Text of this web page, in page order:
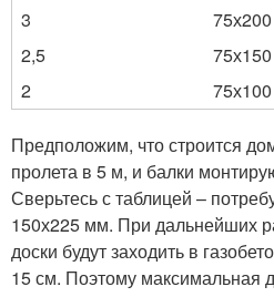
3
75х200
2,5
75х150
2
75х100
Предположим, что строится
пролета в 5 м, и балки
Сверьтесь с таблицей –
150х225 мм. При дальнейших
доски будут заходить в
15 см. Поэтому максимальная